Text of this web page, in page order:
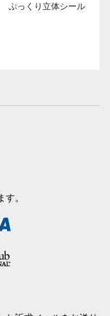
ぷっくり立体シール
。